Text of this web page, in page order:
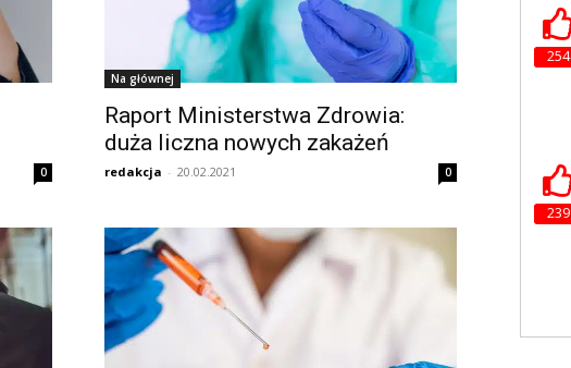
0
Na głównej
Raport Ministerstwa Zdrowia:
duża liczna nowych zakażeń
redakcja - 20.02.2021 0
254
239